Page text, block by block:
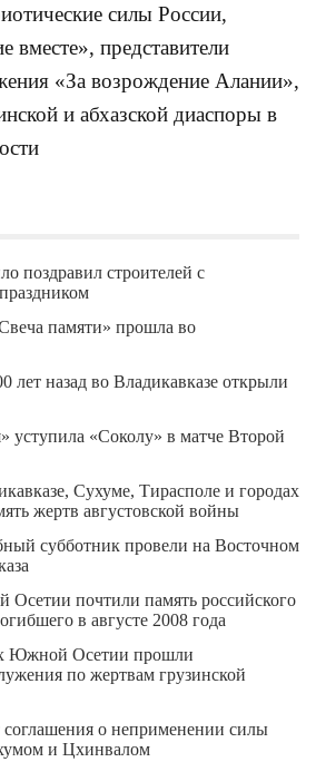
силы России,
представители
«За возрождение Алании»,
и абхазской диаспоры в
поздравил строителей с
памяти» прошла во
лет назад во Владикавказе открыли
уступила «Соколу» в матче Второй
Сухуме, Тирасполе и городах
жертв августовской войны
субботник провели на Восточном
почтили память российского
в августе 2008 года
Южной Осетии прошли
по жертвам грузинской
о неприменении силы
и Цхинвалом